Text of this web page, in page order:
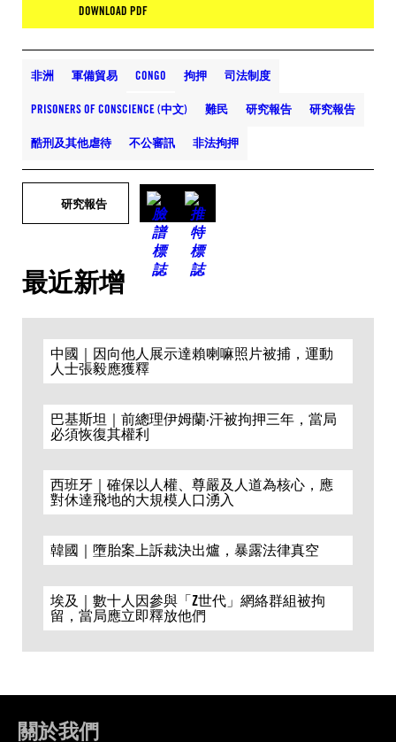
DOWNLOAD PDF
非洲 軍備貿易 CONGO 拘押 司法制度
PRISONERS OF CONSCIENCE (中文) 難民 研究報告 研究報告
酷刑及其他虐待 不公審訊 非法拘押
研究報告
最近新增
中國｜因向他人展示達賴喇嘛照片被捕，運動
人士張毅應獲釋
巴基斯坦｜前總理伊姆蘭·汗被拘押三年，當局
必須恢復其權利
西班牙｜確保以人權、尊嚴及人道為核心，應
對休達飛地的大規模人口湧入
韓國｜墮胎案上訴裁決出爐，暴露法律真空
埃及｜數十人因參與「Z世代」網絡群組被拘
留，當局應立即釋放他們
關於我們